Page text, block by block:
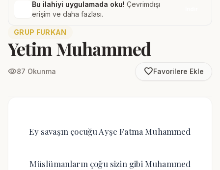
Bu ilahiyi uygulamada oku! Çevrimdışı
erişim ve daha fazlası.
GRUP FURKAN
Yetim Muhammed
visibility87 Okunma favorite_borderFavorilere Ekle
Ey savaşın çocuğu Ayşe Fatma Muhammed
Müslümanların çoğu sizin gibi Muhammed